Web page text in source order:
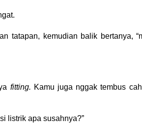
tatapan, kemudian balik bertanya,
fitting. Kamu juga nggak tembus
listrik apa susahnya?”